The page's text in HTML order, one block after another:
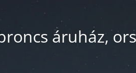
áruház,